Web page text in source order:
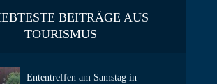
BEITRÄGE AUS
TOURISMUS
Ententreffen am Samstag in